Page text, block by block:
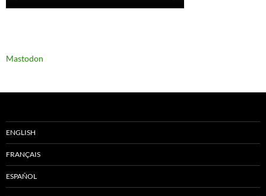
Mastodon
ENGLISH
FRANÇAIS
ESPAÑOL